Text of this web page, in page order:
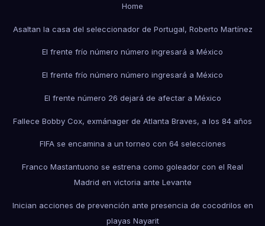
Home
Asaltan la casa del seleccionador de Portugal, Roberto Martínez
El frente frío número número ingresará a México
El frente frío número número ingresará a México
El frente número 26 dejará de afectar a México
Fallece Bobby Cox, exmánager de Atlanta Braves, a los 84 años
FIFA se encamina a un torneo con 64 selecciones
Franco Mastantuono se estrena como goleador con el Real
Madrid en victoria ante Levante
Inician acciones de prevención ante presencia de cocodrilos en
playas Nayarit